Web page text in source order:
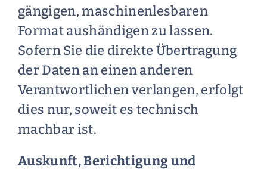
gängigen, maschinenlesbaren
Format aushändigen zu lassen.
Sofern Sie die direkte Übertragung
der Daten an einen anderen
Verantwortlichen verlangen, erfolgt
dies nur, soweit es technisch
machbar ist.
Auskunft, Berichtigung und